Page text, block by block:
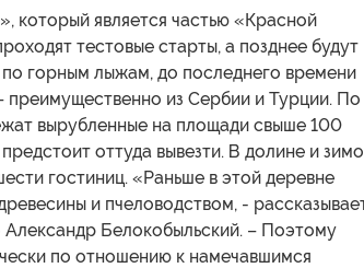
который является частью «Красной
тестовые старты, а позднее будут
по горным лыжам, до последнего времени
преимущественно из Сербии и Турции. По
вырубленные на площади свыше 100
оттуда вывезти. В долине и
гостиниц. «Раньше в этой деревне
и пчеловодством, -
Белокобыльский. – Поэтому
по отношению к намечавшимся